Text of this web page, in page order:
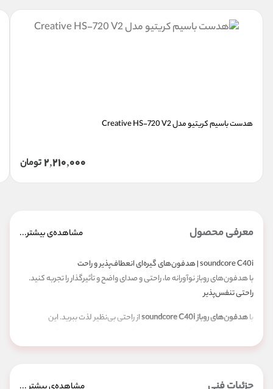
هدست باسیم کریتیو مدل Creative HS-720 V2
2,210,000تومان
معرفی محصول مشاهده‌ی بیشتر...
soundcore C40i | هدفون‌های گیره‌ای انعطاف‌پذیر و راحت
با هدفون‌های روباز نوآورانه ما، راحتی و صدای واضح و تأثیرگذار را تجربه کنید.
راحتی تنفس‌پذیر
باهدفون‌های روباز soundcore C40i
از راحتی بی‌نظیر لذت ببرید. این
و به شما این امکان را می‌دهند که با آزادی کامل از موسیقی مورد علاقه خود